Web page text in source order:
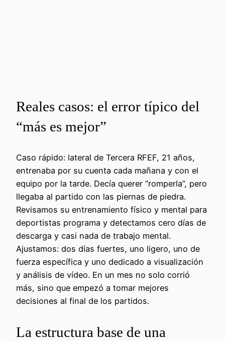
Reales casos: el error típico del
“más es mejor”
Caso rápido: lateral de Tercera RFEF, 21 años,
entrenaba por su cuenta cada mañana y con el
equipo por la tarde. Decía querer “romperla”, pero
llegaba al partido con las piernas de piedra.
Revisamos su entrenamiento físico y mental para
deportistas programa y detectamos cero días de
descarga y casi nada de trabajo mental.
Ajustamos: dos días fuertes, uno ligero, uno de
fuerza específica y uno dedicado a visualización
y análisis de vídeo. En un mes no solo corrió
más, sino que empezó a tomar mejores
decisiones al final de los partidos.
La estructura base de una